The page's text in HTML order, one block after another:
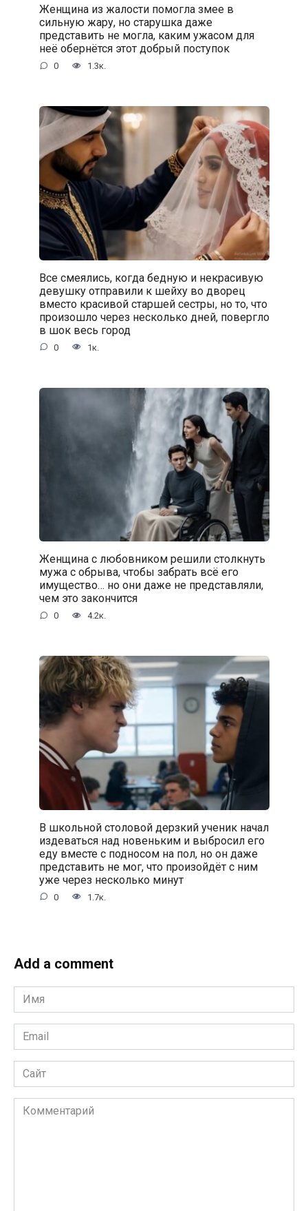
Женщина из жалости помогла змее в
сильную жару, но старушка даже
представить не могла, каким ужасом для
неё обернётся этот добрый поступок
0 1.3к.
Все смеялись, когда бедную и некрасивую
девушку отправили к шейху во дворец
вместо красивой старшей сестры, но то, что
произошло через несколько дней, повергло
в шок весь город
0 1к.
Женщина с любовником решили столкнуть
мужа с обрыва, чтобы забрать всё его
имущество… но они даже не представляли,
чем это закончится
0 4.2к.
В школьной столовой дерзкий ученик начал
издеваться над новеньким и выбросил его
еду вместе с подносом на пол, но он даже
представить не мог, что произойдёт с ним
уже через несколько минут
0 1.7к.
Add a comment
Имя
*
Email
*
Сайт
Комментарий